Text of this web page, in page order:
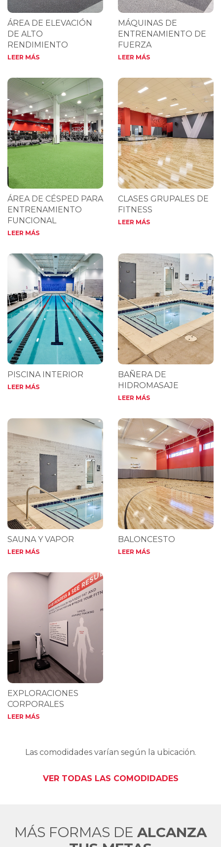
ÁREA DE ELEVACIÓN
DE ALTO
RENDIMIENTO
LEER MÁS
MÁQUINAS DE
ENTRENAMIENTO DE
FUERZA
LEER MÁS
ÁREA DE CÉSPED PARA
ENTRENAMIENTO
FUNCIONAL
LEER MÁS
CLASES GRUPALES DE
FITNESS
LEER MÁS
PISCINA INTERIOR
LEER MÁS
BAÑERA DE
HIDROMASAJE
LEER MÁS
SAUNA Y VAPOR
LEER MÁS
BALONCESTO
LEER MÁS
EXPLORACIONES
CORPORALES
LEER MÁS
Las comodidades varían según la ubicación.
VER TODAS LAS COMODIDADES
MÁS FORMAS DE ALCANZA